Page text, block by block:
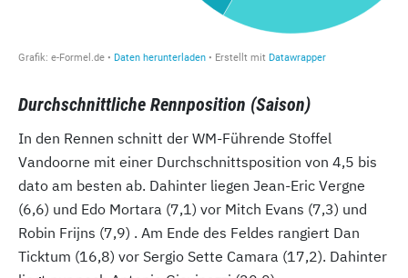
Durchschnittliche Rennposition (Saison)
In den Rennen schnitt der WM-Führende Stoffel
Vandoorne mit einer Durchschnittsposition von 4,5 bis
dato am besten ab. Dahinter liegen Jean-Eric Vergne
(6,6) und Edo Mortara (7,1) vor Mitch Evans (7,3) und
Robin Frijns (7,9) . Am Ende des Feldes rangiert Dan
Ticktum (16,8) vor Sergio Sette Camara (17,2). Dahinter